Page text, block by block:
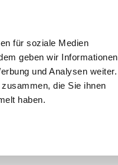
für soziale Medien
geben wir Informationen
und Analysen weiter.
die Sie ihnen
haben.